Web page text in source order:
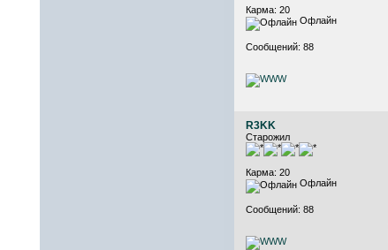
Карма: 20
Офлайн
Сообщений: 88
R3KK
Старожил
Карма: 20
Офлайн
Сообщений: 88